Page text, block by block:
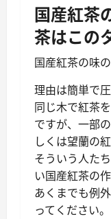
国産紅茶
茶はこの
国産紅茶の味
理由は簡単で
同じ木で紅茶
ですが、一部
しくは望蘭の
そういう人た
い国産紅茶の
あくまでも例
ってください。